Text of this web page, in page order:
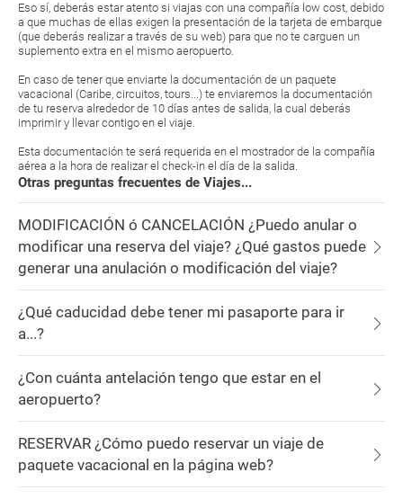
Eso sí, deberás estar atento si viajas con una compañía low cost, debido
a que muchas de ellas exigen la presentación de la tarjeta de embarque
(que deberás realizar a través de su web) para que no te carguen un
suplemento extra en el mismo aeropuerto.
En caso de tener que enviarte la documentación de un paquete
vacacional (Caribe, circuitos, tours...) te enviaremos la documentación
de tu reserva alrededor de 10 días antes de salida, la cual deberás
imprimir y llevar contigo en el viaje.
Esta documentación te será requerida en el mostrador de la compañía
aérea a la hora de realizar el check-in el día de la salida.
Otras preguntas frecuentes de Viajes...
MODIFICACIÓN ó CANCELACIÓN ¿Puedo anular o
modificar una reserva del viaje? ¿Qué gastos puede
generar una anulación o modificación del viaje?
¿Qué caducidad debe tener mi pasaporte para ir
a...?
¿Con cuánta antelación tengo que estar en el
aeropuerto?
RESERVAR ¿Cómo puedo reservar un viaje de
paquete vacacional en la página web?